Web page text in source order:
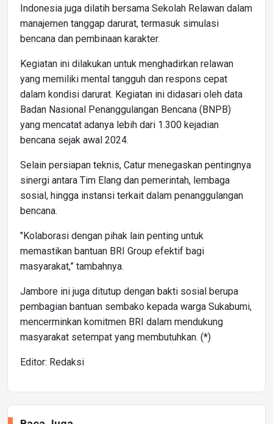
Indonesia juga dilatih bersama Sekolah Relawan dalam
manajemen tanggap darurat, termasuk simulasi
bencana dan pembinaan karakter.
Kegiatan ini dilakukan untuk menghadirkan relawan
yang memiliki mental tangguh dan respons cepat
dalam kondisi darurat. Kegiatan ini didasari oleh data
Badan Nasional Penanggulangan Bencana (BNPB)
yang mencatat adanya lebih dari 1.300 kejadian
bencana sejak awal 2024.
Selain persiapan teknis, Catur menegaskan pentingnya
sinergi antara Tim Elang dan pemerintah, lembaga
sosial, hingga instansi terkait dalam penanggulangan
bencana.
"Kolaborasi dengan pihak lain penting untuk
memastikan bantuan BRI Group efektif bagi
masyarakat,” tambahnya.
Jambore ini juga ditutup dengan bakti sosial berupa
pembagian bantuan sembako kepada warga Sukabumi,
mencerminkan komitmen BRI dalam mendukung
masyarakat setempat yang membutuhkan. (*)
Editor: Redaksi